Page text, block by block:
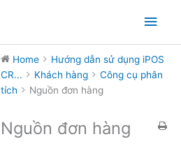
Main
Home
Hướng dẫn sử dụng iPOS
CR...
Khách hàng
Công cụ phân
tích
Nguồn đơn hàng
Nguồn đơn hàng